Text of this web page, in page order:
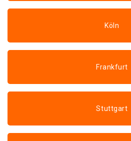
Köln
Frankfurt
Stuttgart